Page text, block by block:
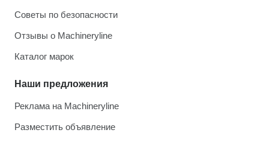
Советы по безопасности
Отзывы о Machineryline
Каталог марок
Наши предложения
Реклама на Machineryline
Разместить объявление